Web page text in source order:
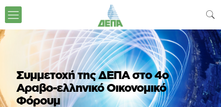
Συμμετοχή της ΔΕΠΑ στο 4ο
Αραβο-ελληνικό Οικονομικό
Φόρουμ